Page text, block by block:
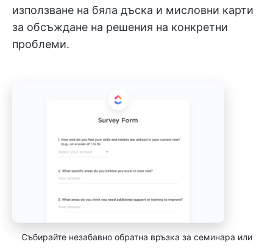
използване на бяла дъска и мисловни карти
за обсъждане на решения на конкретни
проблеми.
Събирайте незабавно обратна връзка за семинара или